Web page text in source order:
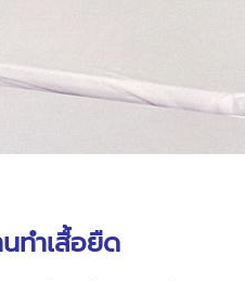
ทำเสื้อยืด